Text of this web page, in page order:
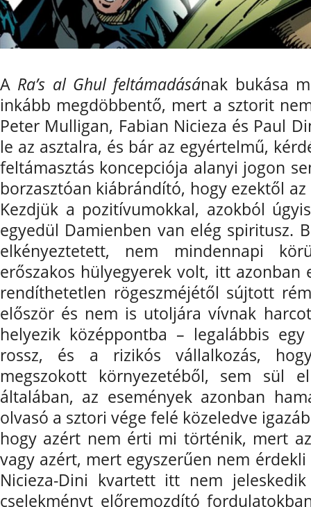
A Ra’s al Ghul feltámadásának bukása
inkább megdöbbentő, mert a sztorit
Peter Mulligan, Fabian Nicieza és Paul
le az asztalra, és bár az egyértelmű,
feltámasztás koncepciója alanyi jogon
borzasztóan kiábrándító, hogy ezektől
Kezdjük a pozitívumokkal, azokból
egyedül Damienben van elég spiritusz.
elkényeztetett, nem mindennapi
erőszakos hülyegyerek volt, itt azonban
rendíthetetlen rögeszméjétől sújtott
először és nem is utoljára vívnak
helyezik középpontba – legalábbis
rossz, és a rizikós vállalkozás,
megszokott környezetéből, sem sül
általában, az események azonban
olvasó a sztori vége felé közeledve
hogy azért nem érti mi történik, mert
vagy azért, mert egyszerűen nem
Nicieza-Dini kvartett itt nem
cselekményt előremozdító